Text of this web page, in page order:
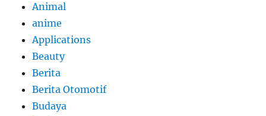
Animal
anime
Applications
Beauty
Berita
Berita Otomotif
Budaya